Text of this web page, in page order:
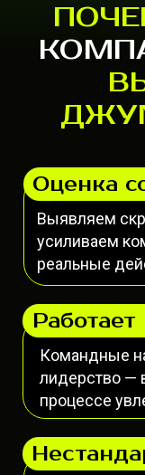
Командные
лидерство —
процессе
Выявляем
усиливаем
реальные
Работает
Оценка